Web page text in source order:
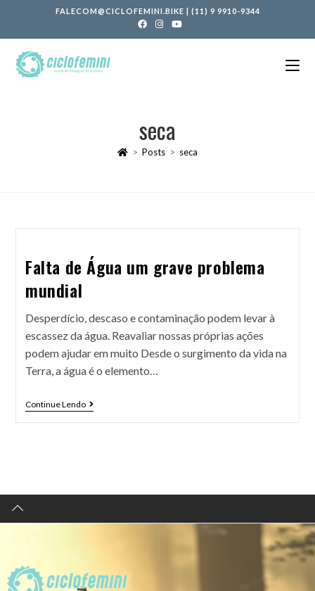
FALECOM@CICLOFEMINI.BIKE | (11) 9 9910-9344
seca
> Posts > seca
Falta de Água um grave problema
mundial
Desperdício, descaso e contaminação podem levar à
escassez da água. Reavaliar nossas próprias ações
podem ajudar em muito Desde o surgimento da vida na
Terra, a água é o elemento…
Continue Lendo